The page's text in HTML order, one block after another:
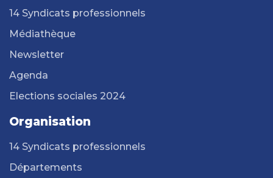
14 Syndicats professionnels
Médiathèque
Newsletter
Agenda
Elections sociales 2024
Organisation
14 Syndicats professionnels
Départements